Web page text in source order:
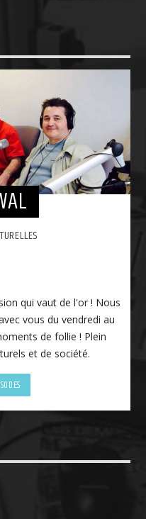
qui vaut de l'or ! Nous
vous du vendredi au
de follie ! Plein
et de société.